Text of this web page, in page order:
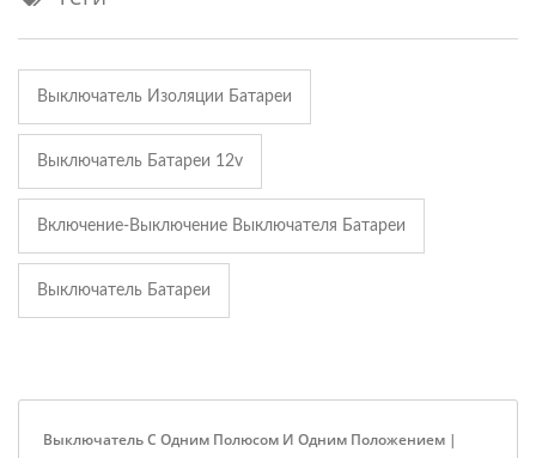
Выключатель Изоляции Батареи
Выключатель Батареи 12v
Включение-Выключение Выключателя Батареи
Выключатель Батареи
Выключатель С Одним Полюсом И Одним Положением |